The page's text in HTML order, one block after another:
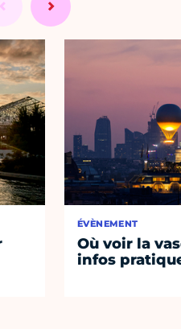
ÉVÈNEMENT
Où voir la
infos